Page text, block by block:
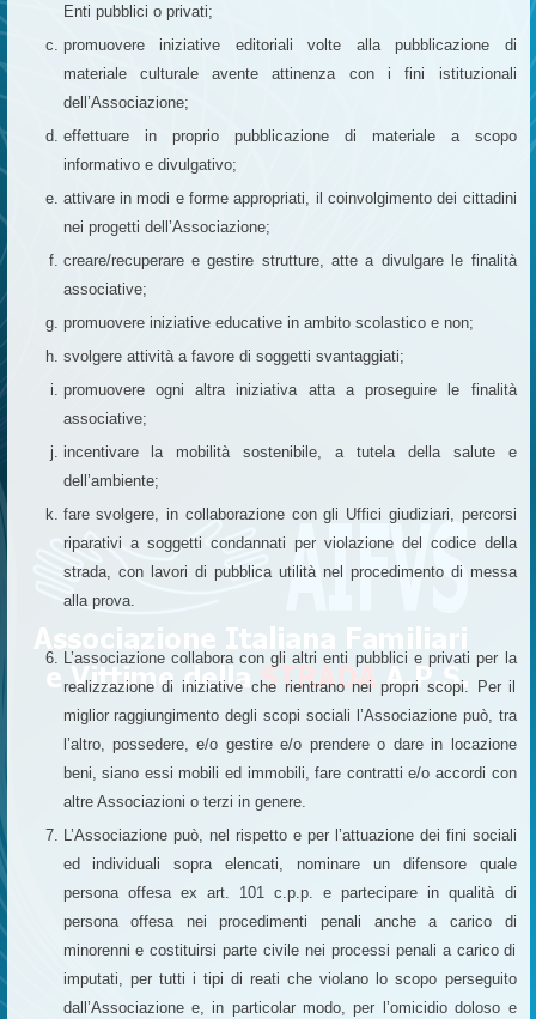
Enti pubblici o privati;
promuovere iniziative editoriali volte alla pubblicazione di
materiale culturale avente attinenza con i fini istituzionali
dell’Associazione;
effettuare in proprio pubblicazione di materiale a scopo
informativo e divulgativo;
attivare in modi e forme appropriati, il coinvolgimento dei cittadini
nei progetti dell’Associazione;
creare/recuperare e gestire strutture, atte a divulgare le finalità
associative;
promuovere iniziative educative in ambito scolastico e non;
svolgere attività a favore di soggetti svantaggiati;
promuovere ogni altra iniziativa atta a proseguire le finalità
associative;
incentivare la mobilità sostenibile, a tutela della salute e
dell’ambiente;
fare svolgere, in collaborazione con gli Uffici giudiziari, percorsi
riparativi a soggetti condannati per violazione del codice della
strada, con lavori di pubblica utilità nel procedimento di messa
alla prova.
L’associazione collabora con gli altri enti pubblici e privati per la
realizzazione di iniziative che rientrano nei propri scopi. Per il
miglior raggiungimento degli scopi sociali l’Associazione può, tra
l’altro, possedere, e/o gestire e/o prendere o dare in locazione
beni, siano essi mobili ed immobili, fare contratti e/o accordi con
altre Associazioni o terzi in genere.
L’Associazione può, nel rispetto e per l’attuazione dei fini sociali
ed individuali sopra elencati, nominare un difensore quale
persona offesa ex art. 101 c.p.p. e partecipare in qualità di
persona offesa nei procedimenti penali anche a carico di
minorenni e costituirsi parte civile nei processi penali a carico di
imputati, per tutti i tipi di reati che violano lo scopo perseguito
dall’Associazione e, in particolar modo, per l’omicidio doloso e